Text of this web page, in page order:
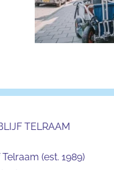
TELRAAM
(est. 1989)